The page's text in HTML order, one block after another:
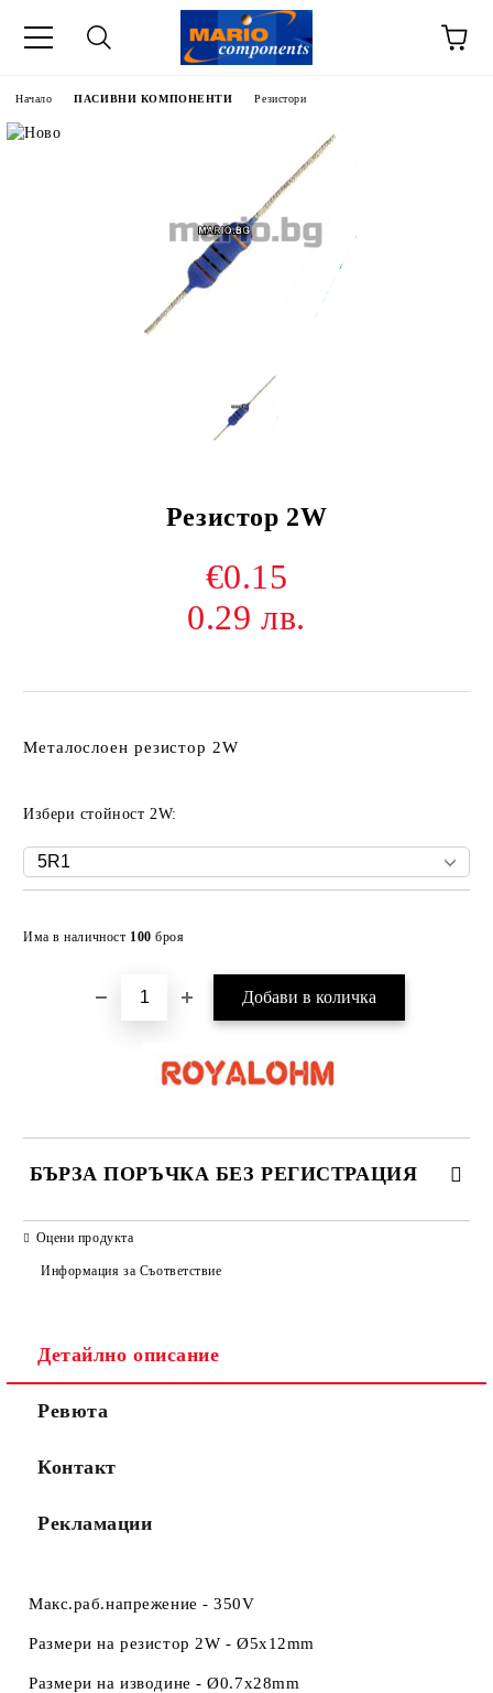
Начало ПАСИВНИ КОМПОНЕНТИ Резистори
Резистор 2W
€0.15
0.29 лв.
Металослоен резистор 2W
Избери стойност 2W:
Има в наличност 100 броя
БЪРЗА ПОРЪЧКА БЕЗ РЕГИСТРАЦИЯ
Съгласен съм с
Ние ще се свържем с вас в рамките на работния ден.
Оцени продукта
Информация за Съответствие
Детайлно описание
Ревюта
Контакт
Рекламации
Макс.раб.напрежение - 350V
Размери на резистор 2W - Ø5x12mm
Размери на изводине -Ø0.7x28mm